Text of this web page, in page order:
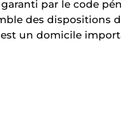
par le code
des dispositions
un domicile